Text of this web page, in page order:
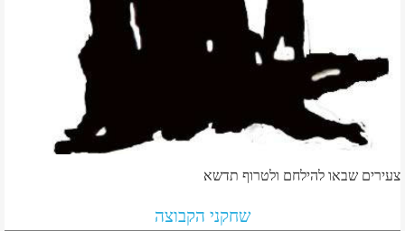
צעירים שבאו להילחם ולטרוף תדשא
שחקני הקבוצה